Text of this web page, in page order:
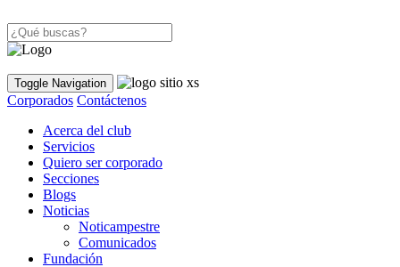
Toggle Navigation
Corporados Contáctenos
Acerca del club
Servicios
Quiero ser corporado
Secciones
Blogs
Noticias
Noticampestre
Comunicados
Fundación